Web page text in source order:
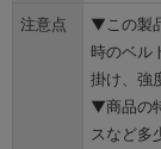
注意点
▼この製
時のベル
掛け、強
▼商品の
スなど多